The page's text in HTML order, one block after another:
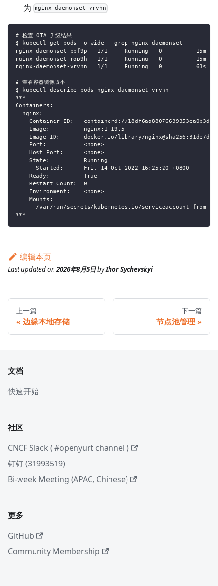
为
nginx-daemonset-vrvhn
# 检查 OTA 升级结果
$ kubectl get pods -o wide | grep nginx-daemonset
nginx-daemonset-ppf9p   1/1     Running   0          15m
nginx-daemonset-rgp9h   1/1     Running   0          15m
nginx-daemonset-vrvhn   1/1     Running   0          63s
# 查看容器镜像版本
$ kubectl describe pods nginx-daemonset-vrvhn
***
Containers:
  nginx:
Container ID:   containerd://
    Image:          nginx:1.19.5
Image ID:       docker.io/library/
    Port:           <none>
    Host Port:      <none>
    State:          Running
      Started:      Fri, 14 Oct 2022 16:25:20 +0800
    Ready:          True
    Restart Count:  0
    Environment:    <none>
    Mounts:
/var/run/secrets/kubernetes.io/serviceaccount from
***
编辑本页
Last updatedon2026年8月5日byIhor Sychevskyi
上一篇
边缘本地存储
下一篇
节点池管理
文档
快速开始
社区
CNCF Slack ( #openyurt channel )
钉钉 (31993519)
Bi-week Meeting (APAC, Chinese)
更多
GitHub
Community Membership